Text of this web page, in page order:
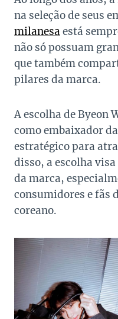
na seleção de seus
milanesa está
não só possuam
que também
pilares da marca.
A escolha de Byeon
como embaixador
estratégico para
disso, a escolha
da marca,
consumidores e fãs
coreano.